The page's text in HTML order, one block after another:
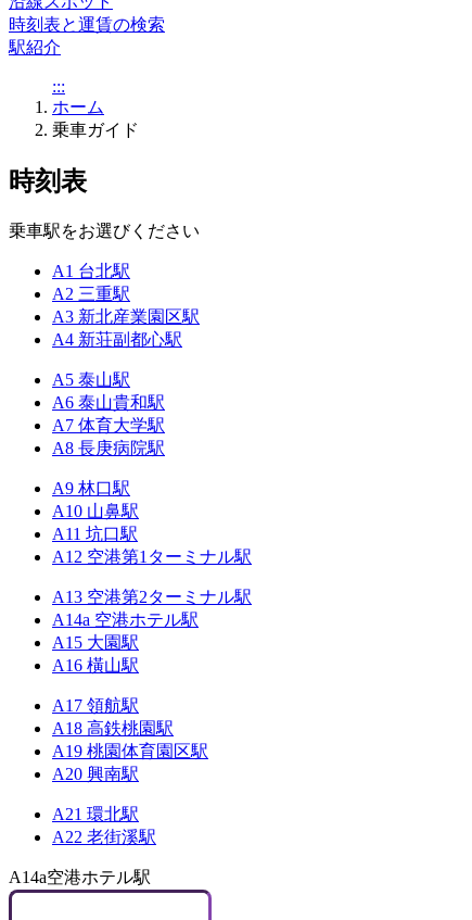
時刻表と運賃の検索
駅紹介
:::
ホーム
乗車ガイド
時刻表
乗車駅をお選びください
A1 台北駅
A2 三重駅
A3 新北産業園区駅
A4 新荘副都心駅
A5 泰山駅
A6 泰山貴和駅
A7 体育大学駅
A8 長庚病院駅
A9 林口駅
A10 山鼻駅
A11 坑口駅
A12 空港第1ターミナル駅
A13 空港第2ターミナル駅
A14a 空港ホテル駅
A15 大園駅
A16 橫山駅
A17 領航駅
A18 高鉄桃園駅
A19 桃園体育園区駅
A20 興南駅
A21 環北駅
A22 老街溪駅
A14a空港ホテル駅